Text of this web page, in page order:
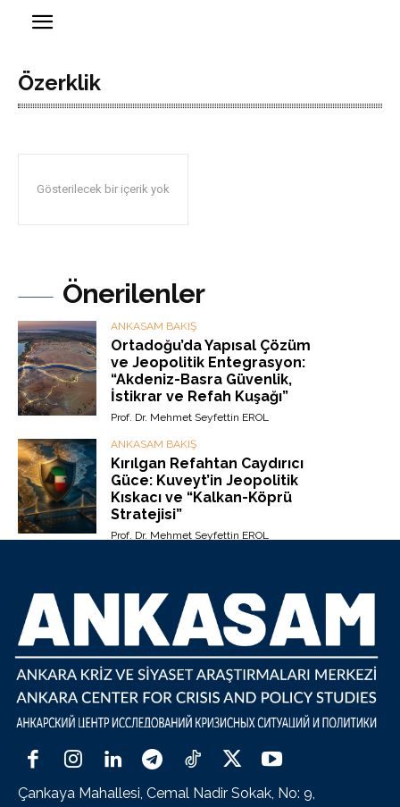
Özerklik
Gösterilecek bir içerik yok
Önerilenler
ANKASAM BAKIŞ
Ortadoğu’da Yapısal Çözüm
ve Jeopolitik Entegrasyon:
“Akdeniz-Basra Güvenlik,
İstikrar ve Refah Kuşağı”
Prof. Dr. Mehmet Seyfettin EROL
ANKASAM BAKIŞ
Kırılgan Refahtan Caydırıcı
Güce: Kuveyt’in Jeopolitik
Kıskacı ve “Kalkan-Köprü
Stratejisi”
Prof. Dr. Mehmet Seyfettin EROL
Çankaya Mahallesi, Cemal Nadir Sokak, No: 9,